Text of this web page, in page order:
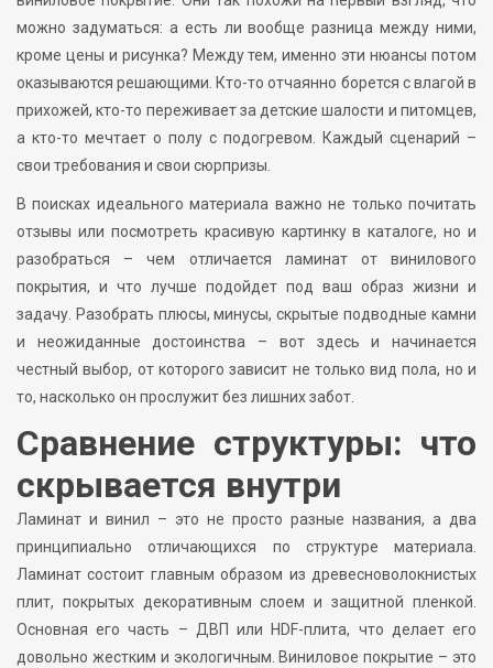
можно задуматься: а есть ли вообще разница между ними,
кроме цены и рисунка? Между тем, именно эти нюансы потом
оказываются решающими. Кто-то отчаянно борется с влагой в
прихожей, кто-то переживает за детские шалости и питомцев,
а кто-то мечтает о полу с подогревом. Каждый сценарий –
свои требования и свои сюрпризы.
В поисках идеального материала важно не только почитать
отзывы или посмотреть красивую картинку в каталоге, но и
разобраться – чем отличается ламинат от винилового
покрытия, и что лучше подойдет под ваш образ жизни и
задачу. Разобрать плюсы, минусы, скрытые подводные камни
и неожиданные достоинства – вот здесь и начинается
честный выбор, от которого зависит не только вид пола, но и
то, насколько он прослужит без лишних забот.
Сравнение структуры: что
скрывается внутри
Ламинат и винил – это не просто разные названия, а два
принципиально отличающихся по структуре материала.
Ламинат состоит главным образом из древесноволокнистых
плит, покрытых декоративным слоем и защитной пленкой.
Основная его часть – ДВП или HDF-плита, что делает его
довольно жестким и экологичным. Виниловое покрытие – это